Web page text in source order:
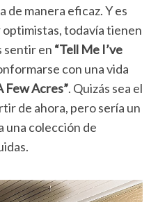
de manera eficaz. Y es
optimistas, todavía tienen
sentir en “Tell Me I’ve
con una vida
Few Acres”. Quizás sea el
de ahora, pero sería un
una colección de